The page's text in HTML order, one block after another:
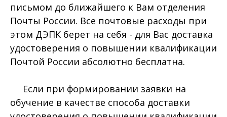
письмом до ближайшего к Вам отделения
Почты России. Все почтовые расходы при
этом ДЭПК берет на себя - для Вас доставка
удостоверения о повышении квалификации
Почтой России абсолютно бесплатна.
Если при формировании заявки на
обучение в качестве способа доставки